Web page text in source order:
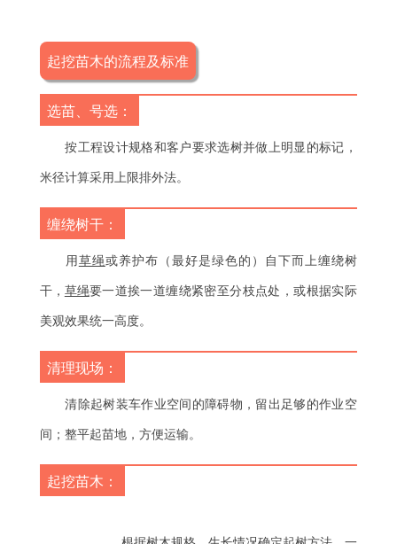
起挖苗木的流程及标准
选苗、号选：
按工程设计规格和客户要求选树并做上明显的标记，
米径计算采用上限排外法。
缠绕树干：
用 草绳或养护布（最好是绿色的）自下而上缠绕树
干， 草绳要一道挨一道缠绕紧密至分枝点处，或根据实际
美观效果统一高度。
清理现场：
清除起树装车作业空间的障碍物，留出足够的作业空
间；整平起苗地，方便运输。
起挖苗木：